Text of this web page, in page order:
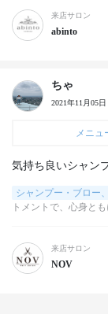
来店サロン
abinto
ちゃ
2021年11月05日
メニュ
気持ち良いシャン
シャンプー・ブロー
トメントで、心身と
来店サロン
NOV